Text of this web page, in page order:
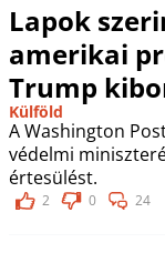
Lapok
amerikai
Trump
Külföld
A Washington
védelmi
értesülést.
2 0 24